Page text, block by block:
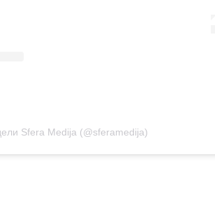
Sfera Medija (@sferamedija)